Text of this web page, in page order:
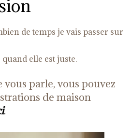
de temps je vais passer sur
elle est juste.
vous parle, vous pouvez
de maison
.